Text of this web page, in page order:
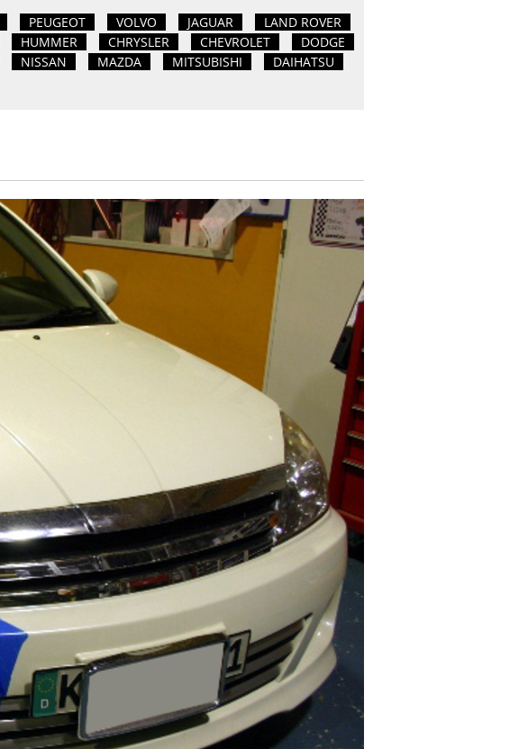
PEUGEOT VOLVO JAGUAR
LAND ROVER
HUMMER CHRYSLER CHEVROLET
DODGE
NISSAN MAZDA MITSUBISHI
DAIHATSU